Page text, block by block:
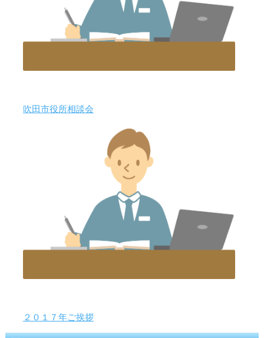
吹田市役所相談会
２０１７年ご挨拶